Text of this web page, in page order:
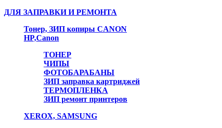
ДЛЯ ЗАПРАВКИ И РЕМОНТА
Тонер, ЗИП копиры CANON
HP,Canon
ТОНЕР
ЧИПЫ
ФОТОБАРАБАНЫ
ЗИП заправка картриджей
ТЕРМОПЛЕНКА
ЗИП ремонт принтеров
XEROX, SAMSUNG